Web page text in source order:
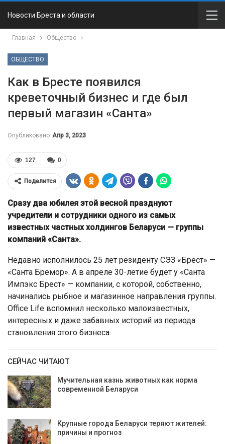
Новости Бреста и области
Главная Общество
ОБЩЕСТВО
Как в Бресте появился
креветочный бизнес и где был
первый магазин «Санта»
Опубликовано Апр 3, 2023
0
127
Поделится
Сразу два юбилея этой весной празднуют
учредители и сотрудники одного из самых
известных частных холдингов Беларуси — группы
компаний «Санта».
Недавно исполнилось 25 лет резиденту СЭЗ «Брест» —
«Санта Бремор». А в апреле 30-летие будет у «Санта
Импэкс Брест» — компании, с которой, собственно,
начинались рыбное и магазинное направления группы.
Office Life вспомнил несколько малоизвестных,
интересных и даже забавных историй из периода
становления этого бизнеса.
СЕЙЧАС ЧИТАЮТ
Мучительная казнь животных как норма
современной Беларуси
Крупные города Беларуси теряют жителей:
причины и прогноз